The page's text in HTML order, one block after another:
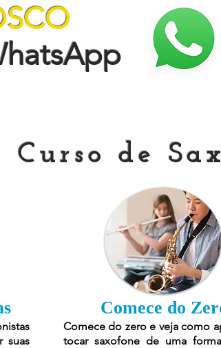
Curso de
suas
Comece do
Comece do zero e veja como
tocar saxofone de uma